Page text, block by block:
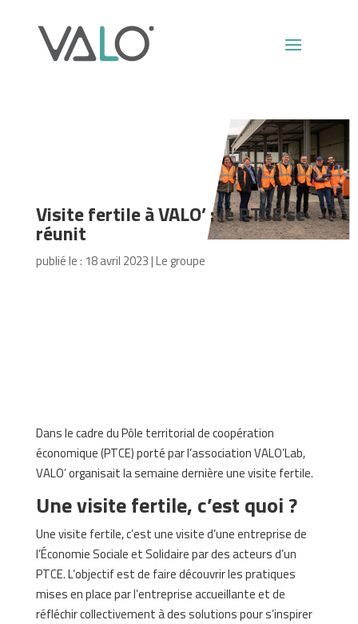
Visite fertile à VALO’ : le PTCE se
réunit
publié le : 18 avril 2023|Le groupe
Dans le cadre du Pôle territorial de coopération
économique (PTCE) porté par l’association VALO’Lab,
VALO’ organisait la semaine dernière une visite fertile.
Une visite fertile, c’est quoi ?
Une visite fertile, c’est une visite d’une entreprise de
l’Économie Sociale et Solidaire par des acteurs d’un
PTCE. L’objectif est de faire découvrir les pratiques
mises en place par l’entreprise accueillante et de
réfléchir collectivement à des solutions pour s’inspirer